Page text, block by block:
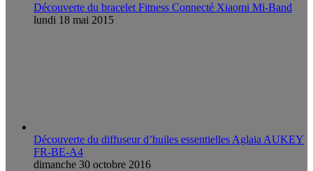
Découverte du bracelet Fitness Connecté Xiaomi Mi-Band
lundi 18 mai 2015
Découverte du diffuseur d’huiles essentielles Aglaia AUKEY
FR-BE-A4
dimanche 30 octobre 2016